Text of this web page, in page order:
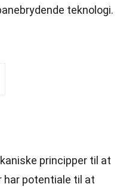
teknologi.
principper til at
potentiale til at